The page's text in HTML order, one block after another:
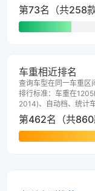
第73名（共258款
车重相近排名
查询车型在同一车重区
排行标准：车重在
2014)、自动档、统计
第462名（共860